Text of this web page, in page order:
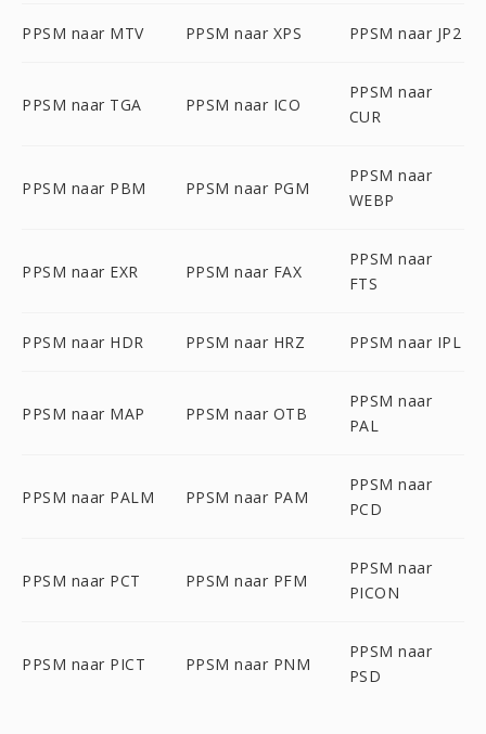
PPSM naar MTV PPSM naar XPS PPSM naar JP2
PPSM naar TGA PPSM naar ICO
PPSM naar
CUR
PPSM naar PBM PPSM naar PGM
PPSM naar
WEBP
PPSM naar EXR PPSM naar FAX
PPSM naar
FTS
PPSM naar HDR PPSM naar HRZ PPSM naar IPL
PPSM naar MAP PPSM naar OTB
PPSM naar
PAL
PPSM naar PALM PPSM naar PAM
PPSM naar
PCD
PPSM naar PCT PPSM naar PFM
PPSM naar
PICON
PPSM naar PICT PPSM naar PNM
PPSM naar
PSD